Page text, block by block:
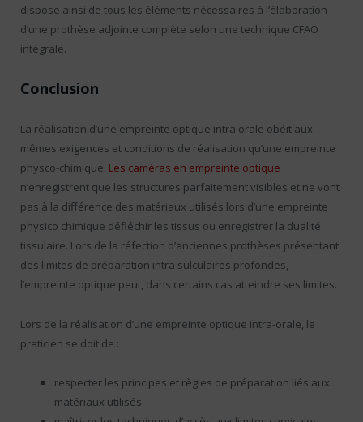
dispose ainsi de tous les éléments nécessaires à l’élaboration
d’une prothèse adjointe complète selon une technique CFAO
intégrale.
Conclusion
La réalisation d’une empreinte optique intra orale obéit aux
mêmes exigences et conditions de réalisation qu’une empreinte
physco-chimique. Les caméras en empreinte optique
n’enregistrent que les structures parfaitement visibles et ne vont
pas à la différence des matériaux utilisés lors d’une empreinte
physico chimique défléchir les tissus ou enregistrer la dualité
tissulaire. Lors de la réfection d’anciennes prothèses présentant
des limites de préparation intra sulculaires profondes,
l’empreinte optique peut, dans certains cas atteindre ses limites.
Lors de la réalisation d’une empreinte optique intra-orale, le
praticien se doit de :
respecter les principes et règles de préparation liés aux
matériaux utilisés